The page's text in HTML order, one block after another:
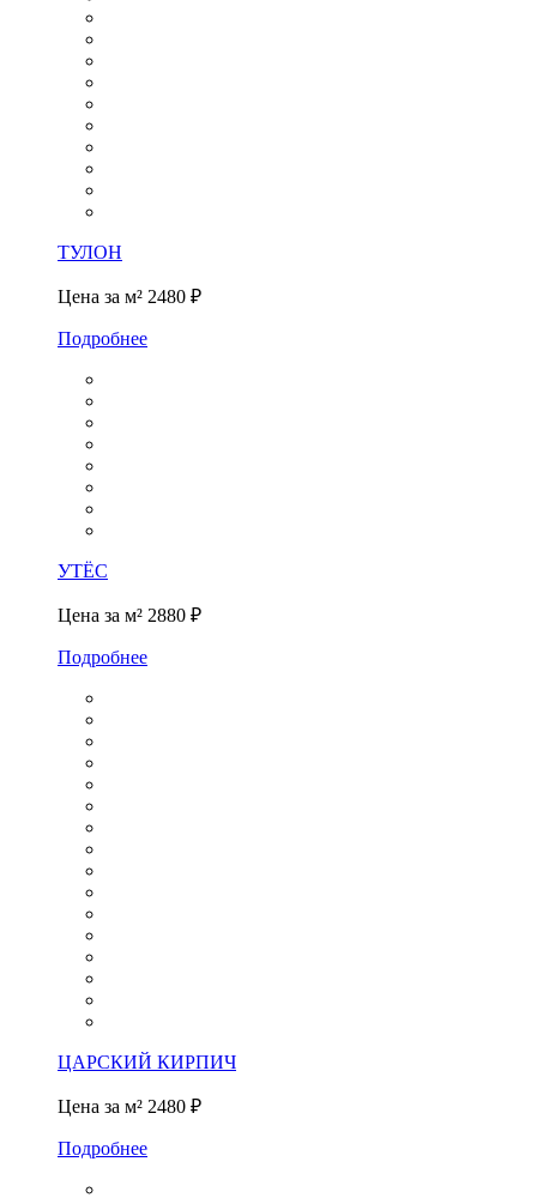
ТУЛОН
Цена за м² 2480 ₽
Подробнее
УТЁС
Цена за м² 2880 ₽
Подробнее
ЦАРСКИЙ КИРПИЧ
Цена за м² 2480 ₽
Подробнее